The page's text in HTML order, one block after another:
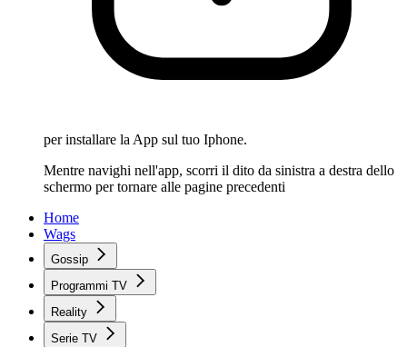
per installare la App sul tuo Iphone.
Mentre navighi nell'app, scorri il dito da sinistra a destra dello
schermo per tornare alle pagine precedenti
Home
Wags
Gossip
Programmi TV
Reality
Serie TV